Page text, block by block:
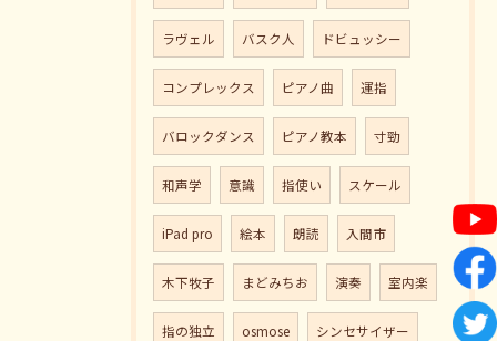
ラヴェル バスク人 ドビュッシー
コンプレックス ピアノ曲 運指
バロックダンス ピアノ教本 寸勁
和声学 意識 指使い スケール
iPad pro 絵本 朗読 入間市
木下牧子 まどみちお 演奏 室内楽
指の独立 osmose シンセサイザー